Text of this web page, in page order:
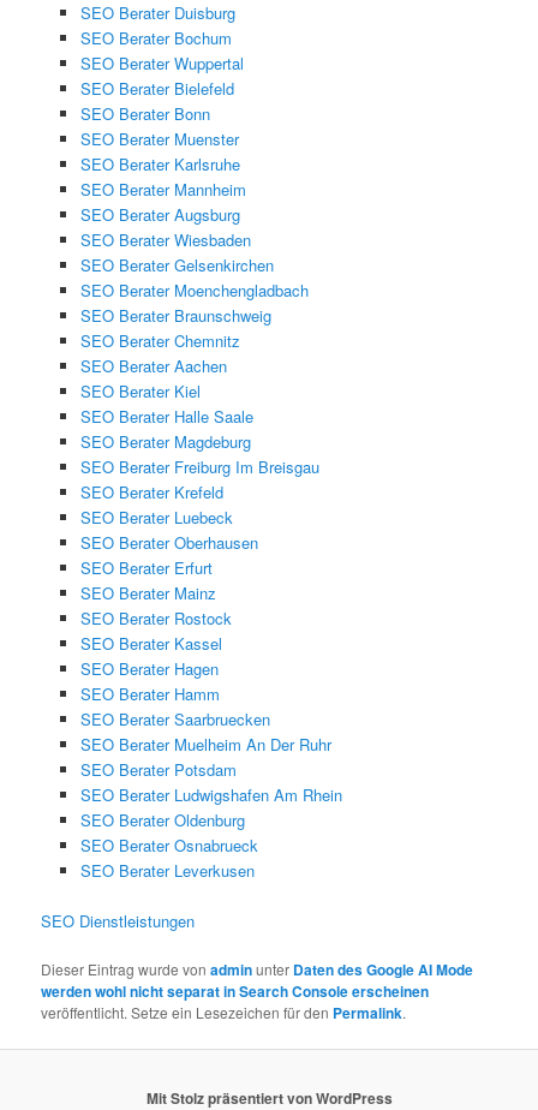
SEO Berater Duisburg
SEO Berater Bochum
SEO Berater Wuppertal
SEO Berater Bielefeld
SEO Berater Bonn
SEO Berater Muenster
SEO Berater Karlsruhe
SEO Berater Mannheim
SEO Berater Augsburg
SEO Berater Wiesbaden
SEO Berater Gelsenkirchen
SEO Berater Moenchengladbach
SEO Berater Braunschweig
SEO Berater Chemnitz
SEO Berater Aachen
SEO Berater Kiel
SEO Berater Halle Saale
SEO Berater Magdeburg
SEO Berater Freiburg Im Breisgau
SEO Berater Krefeld
SEO Berater Luebeck
SEO Berater Oberhausen
SEO Berater Erfurt
SEO Berater Mainz
SEO Berater Rostock
SEO Berater Kassel
SEO Berater Hagen
SEO Berater Hamm
SEO Berater Saarbruecken
SEO Berater Muelheim An Der Ruhr
SEO Berater Potsdam
SEO Berater Ludwigshafen Am Rhein
SEO Berater Oldenburg
SEO Berater Osnabrueck
SEO Berater Leverkusen
SEO Dienstleistungen
Dieser Eintrag wurde vonadminunter Daten des Google AI Mode
werden wohl nicht separat in Search Console erscheinen
veröffentlicht. Setze ein Lesezeichen für den Permalink.
Mit Stolz präsentiert von WordPress